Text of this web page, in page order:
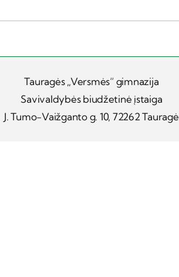
Tauragės „Versmės“ gimnazija
Savivaldybės biudžetinė įstaiga
J. Tumo-Vaižganto g. 10, 72262 Tauragė